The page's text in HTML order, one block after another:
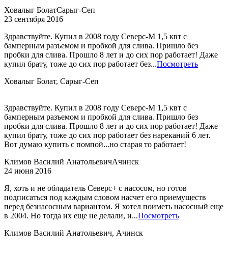
Ховалыг БолатСарыг-Сеп
23 сентября 2016
Здравствуйте. Купил в 2008 году Северс-М 1,5 квт с
бамперным разъемом и пробкой для слива. Пришло без
пробки для слива. Прошло 8 лет и до сих пор работает! Даже
купил брату, тоже до сих пор работает без...Посмотреть
Ховалыг Болат, Сарыг-Сеп
Здравствуйте. Купил в 2008 году Северс-М 1,5 квт с
бамперным разъемом и пробкой для слива. Пришло без
пробки для слива. Прошло 8 лет и до сих пор работает! Даже
купил брату, тоже до сих пор работает без нареканий 6 лет.
Вот думаю купить с помпой...но старая то работает!
Климов Василий АнатольевичАчинск
24 июня 2016
Я, хоть и не обладатель Северс+ с насосом, но готов
подписаться под каждым словом насчет его приемуществ
перед безнасосным вариантом. Я хотел поиметь насосный еще
в 2004. Но тогда их еще не делали, и...Посмотреть
Климов Василий Анатольевич, Ачинск